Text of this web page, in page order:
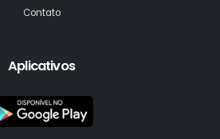
Contato
Aplicativos